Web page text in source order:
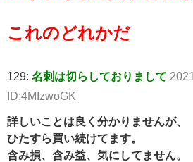
これのどれかだ
129: 名刺は切らしておりまして
ID:4MIzwoGK
詳しいことは良く分かりませんが、
ひたすら買い続けてます。
含み損、含み益、気にしてません。